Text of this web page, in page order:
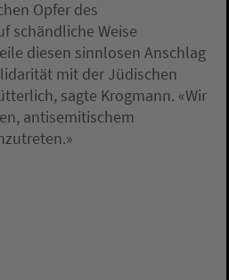
Opfer des
schändliche Weise
diesen sinnlosen Anschlag
mit der Jüdischen
sagte Krogmann. «Wir
antisemitischem